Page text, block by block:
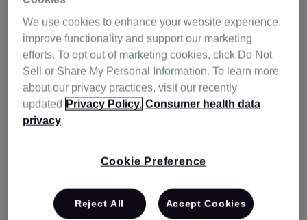
http://www.paik.ac.kr/ilsan/
031-910-7114 길 찾기
We use cookies to enhance your website experience,
improve functionality and support our marketing
efforts. To opt out of marketing cookies, click Do Not
Sell or Share My Personal Information. To learn more
about our privacy practices, visit our recently
updated Privacy Policy. Consumer health data
privacy
Cookie Preference
Reject All Accept Cookies